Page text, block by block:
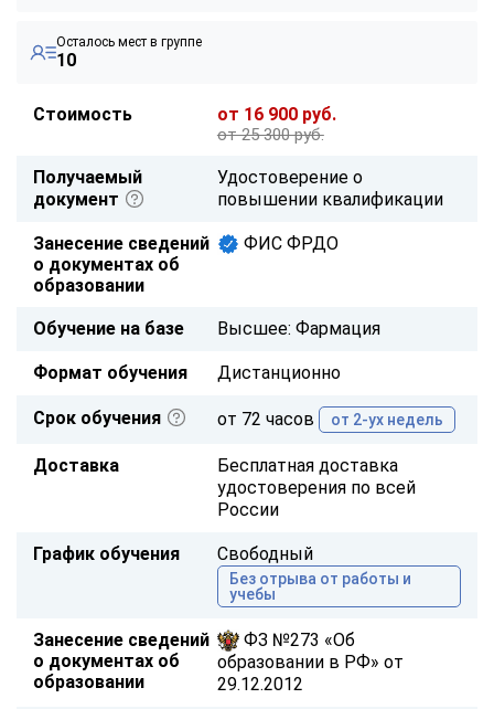
Осталось мест в группе
10
Стоимость от 16 900 руб.
от 25 300 руб.
Получаемый
документ
Удостоверение о
повышении квалификации
Занесение сведений
о документах об
образовании
ФИС ФРДО
Обучение на базе Высшее: Фармация
Формат обучения Дистанционно
Срок обучения от 72 часов от 2-ух недель
Доставка
Бесплатная доставка
удостоверения по всей
России
График обучения Свободный
Без отрыва от работы и
учебы
Занесение сведений
о документах об
образовании
ФЗ №273 «Об
образовании в РФ» от
29.12.2012